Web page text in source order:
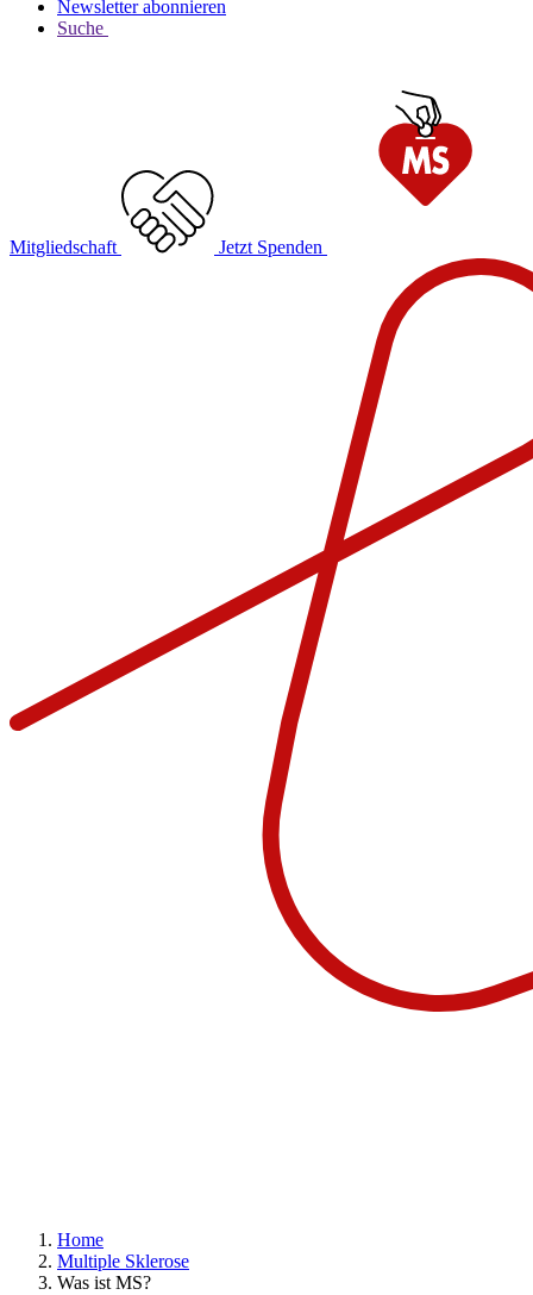
Newsletter abonnieren
Suche
Mitgliedschaft Jetzt Spenden
Home
Multiple Sklerose
Was ist MS?